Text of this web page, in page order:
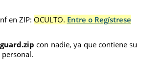
en ZIP: OCULTO. Entre o Regístrese
con nadie, ya que contiene su